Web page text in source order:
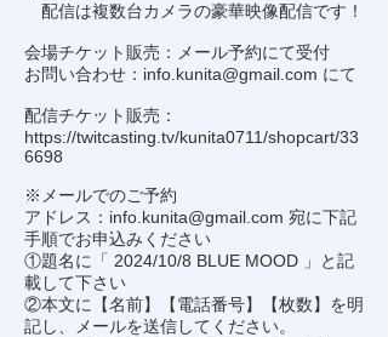
配信は複数台カメラの豪華映像配信です！
会場チケット販売：メール予約にて受付
お問い合わせ： info.kunita@gmail.com にて
配信チケット販売：
https://twitcasting.tv/kunita0711/shopcart/33
6698
※メールでのご予約
アドレス： info.kunita@gmail.com 宛に下記
手順でお申込みください
①題名に「 2024/10/8 BLUE MOOD 」と記
載して下さい
②本文に【名前】【電話番号】【枚数】を明
記し、メールを送信してください。